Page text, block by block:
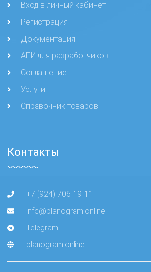
Вход в личный кабинет
Регистрация
Документация
АПИ для разработчиков
Соглашение
Услуги
Справочник товаров
Контакты
+7 (924) 706-19-11
info@planogram.online
Telegram
planogram.online